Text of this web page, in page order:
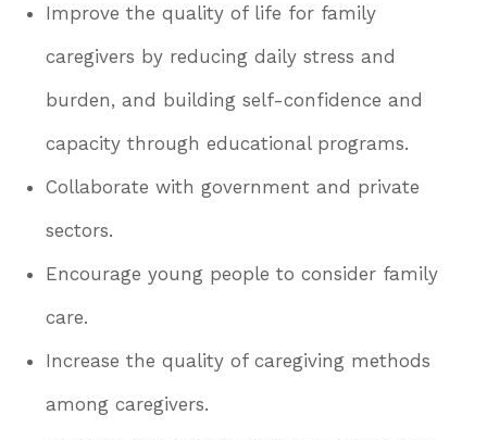
Improve the quality of life for family
caregivers by reducing daily stress and
burden, and building self-confidence and
capacity through educational programs.
Collaborate with government and private
sectors.
Encourage young people to consider family
care.
Increase the quality of caregiving methods
among caregivers.